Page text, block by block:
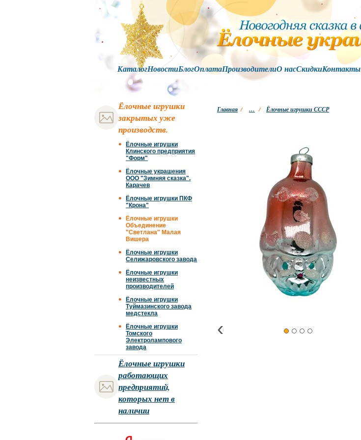
КаталогНовостиБлогОплатаПроизводителиО насСкидкиКонтакты
Главная / … / Ёлочные игрушки СССР
‹
Ёлочные игрушки
закрытых уже
производств.
Ёлочные игрушки
Клинского предприятия
"Форм"
Ёлочные украшения
ООО "Зимняя сказка".
Карачев
Ёлочные игрушки ПКФ
"Крона"
Ёлочные игрушки
Объединение
"Светлана" Малая
Вишера
Ёлочные игрушки
Селижаровского завода
Ёлочные игрушки
неизвестных
производителей
Ёлочные игрушки
Туймазинского завода
медстекла
Ёлочные игрушки
Томского
Электролампового
завода
Ёлочные игрушки
работающих
предприятий,
которых нет в
наличии